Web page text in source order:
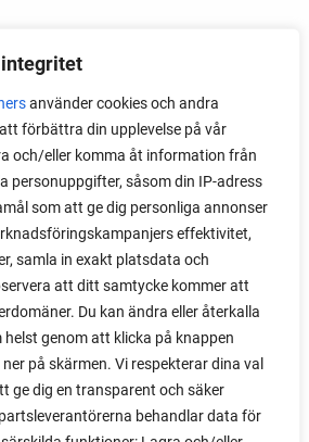
använder cookies och andra
förbättra din upplevelse på vår
och/eller komma åt information från
personuppgifter, såsom din IP-adress
som att ge dig personliga annonser
effektivitet,
samla in exakt platsdata och
att ditt samtycke kommer att
Du kan ändra eller återkalla
genom att klicka på knappen
på skärmen. Vi respekterar dina val
ge dig en transparent och säker
behandlar data för